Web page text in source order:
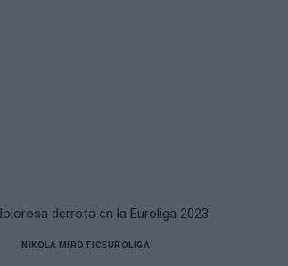
derrota en la Euroliga 2023
NIKOLA MIROTIC EUROLIGA